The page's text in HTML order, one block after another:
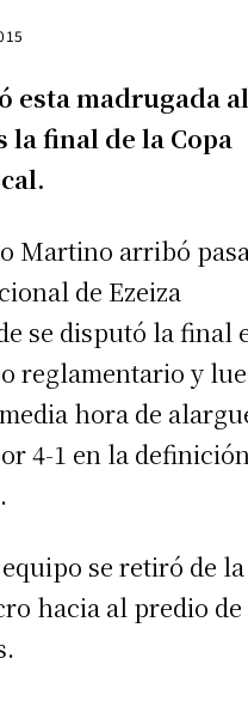
esta madrugada
la final de la Copa
Martino arribó
de Ezeiza
se disputó la final
reglamentario y
hora de
4-1 en la
se retiró de la
hacia al predio